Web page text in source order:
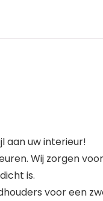
aan uw interieur!
Wij zorgen
is.
voor een